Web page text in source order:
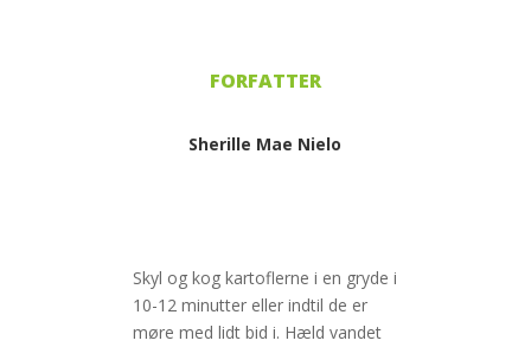
Sherille Mae Nielo
Skyl og kog kartoflerne i en gryde i
10-12 minutter eller indtil de er
møre med lidt bid i. Hæld vandet